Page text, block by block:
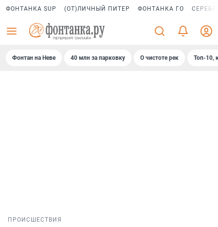
ФОНТАНКА SUP (ОТ)ЛИЧНЫЙ ПИТЕР ФОНТАНКА ГО
Фонтан на Неве 40 млн за парковку О чистоте рек Топ-10,
ПРОИСШЕСТВИЯ